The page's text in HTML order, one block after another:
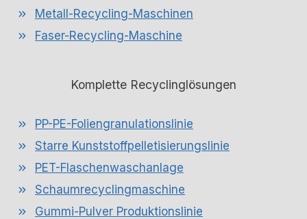
Metall-Recycling-Maschinen
Faser-Recycling-Maschine
Komplette Recyclinglösungen
PP-PE-Foliengranulationslinie
Starre Kunststoffpelletisierungslinie
PET-Flaschenwaschanlage
Schaumrecyclingmaschine
Gummi-Pulver Produktionslinie